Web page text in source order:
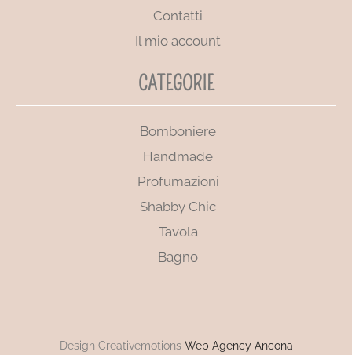
Contatti
Il mio account
CATEGORIE
Bomboniere
Handmade
Profumazioni
Shabby Chic
Tavola
Bagno
Design Creativemotions Web Agency Ancona